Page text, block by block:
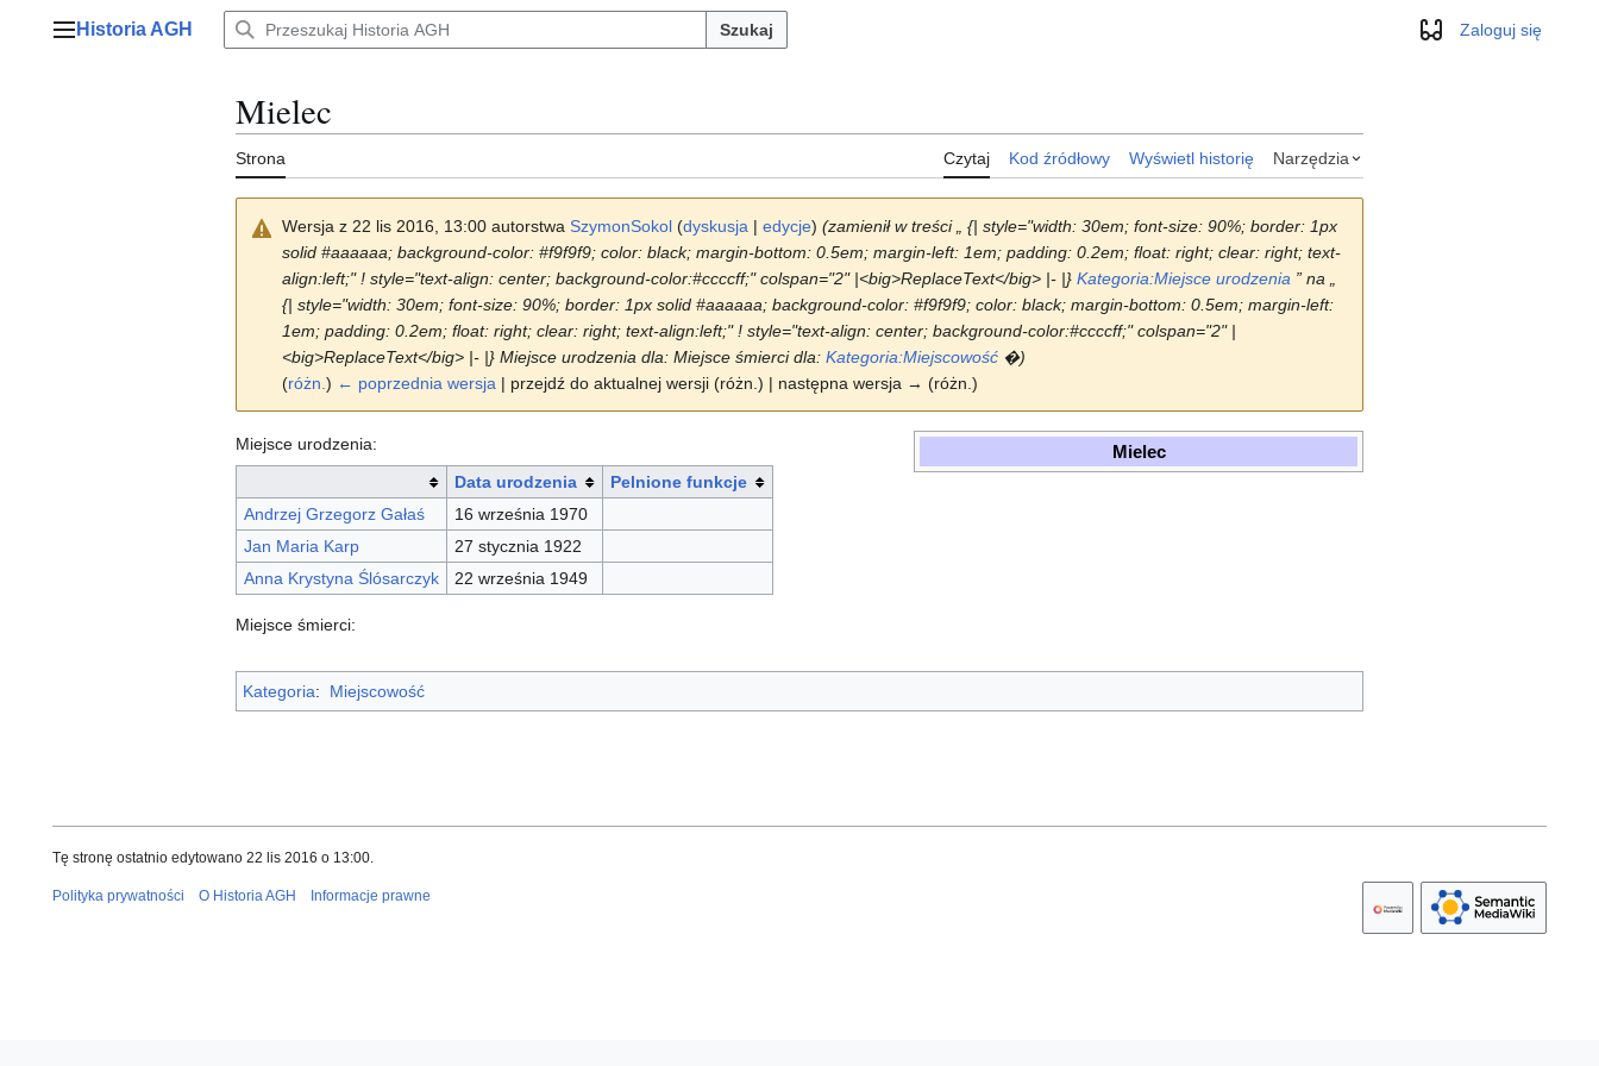
Menu główne
Historia AGH Szukaj WyglądZaloguj się
Mielec
Strona Czytaj Kod źródłowy Wyświetl historię Narzędzia
Wersja z 22 lis 2016, 13:00 autorstwa SzymonSokol (dyskusja | edycje) (zamienił w treści „ {| style="width: 30em; font-size: 90%; border: 1px
solid #aaaaaa; background-color: #f9f9f9; color: black; margin-bottom: 0.5em; margin-left: 1em; padding: 0.2em; float: right; clear: right; text-
align:left;" ! style="text-align: center; background-color:#ccccff;" colspan="2" |<big>ReplaceText</big> |- |} Kategoria:Miejsce urodzenia ” na „
{| style="width: 30em; font-size: 90%; border: 1px solid #aaaaaa; background-color: #f9f9f9; color: black; margin-bottom: 0.5em; margin-left:
1em; padding: 0.2em; float: right; clear: right; text-align:left;" ! style="text-align: center; background-color:#ccccff;" colspan="2" |
<big>ReplaceText</big> |- |} Miejsce urodzenia dla: Miejsce śmierci dla: Kategoria:Miejscowość �)
(różn. ) ← poprzednia wersja | przejdź do aktualnej wersji (różn.) | następna wersja → (różn.)
Mielec
Miejsce urodzenia:
Data urodzenia
Pelnione funkcje
Andrzej Grzegorz Gałaś
16 września 1970
Jan Maria Karp
27 stycznia 1922
Anna Krystyna Ślósarczyk
22 września 1949
Miejsce śmierci:
Kategoria: Miejscowość
Tę stronę ostatnio edytowano 22 lis 2016 o 13:00.
Polityka prywatności O Historia AGH Informacje prawne